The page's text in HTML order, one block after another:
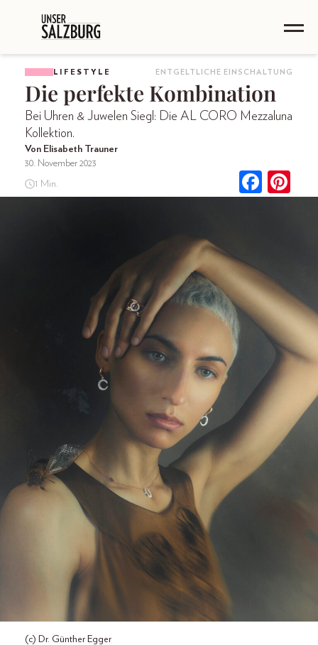
LIFESTYLE ENTGELTLICHE EINSCHALTUNG
Die perfekte Kombination
Bei Uhren & Juwelen Siegl: Die AL CORO Mezzaluna
Kollektion.
Von Elisabeth Trauner
30. November 2023
1 Min.
(c) Dr. Günther Egger